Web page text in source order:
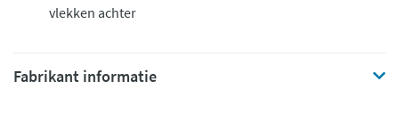
vlekken achter
Fabrikant informatie